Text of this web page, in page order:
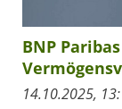
BNP
14.10.2025,